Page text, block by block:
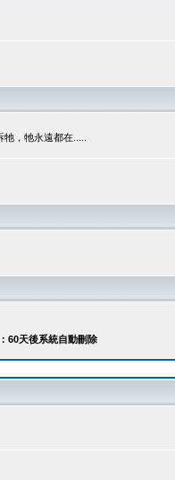
，牠永遠都在.....
系統自動刪除